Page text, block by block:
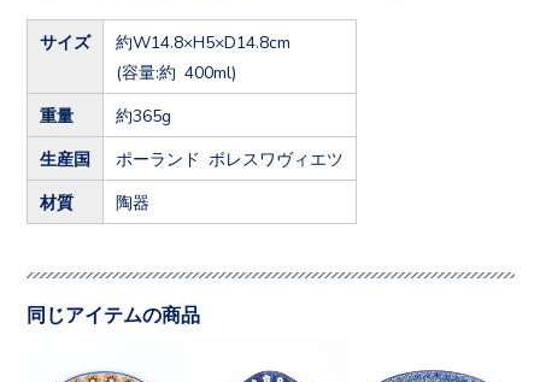
サイズ
約W14.8×H5×D14.8cm
(容量:約 400ml)
重量 約365g
生産国 ポーランド ボレスワヴィエツ
材質 陶器
同じアイテムの商品